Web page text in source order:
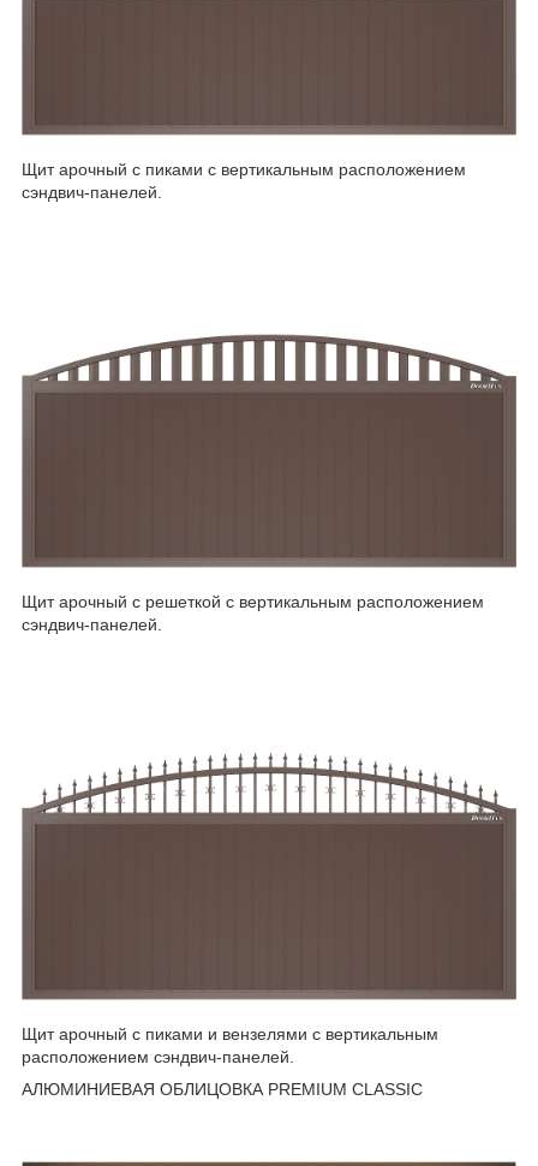
Щит арочный с пиками с вертикальным расположением
сэндвич-панелей.
Щит арочный с решеткой с вертикальным расположением
сэндвич-панелей.
Щит арочный с пиками и вензелями с вертикальным
расположением сэндвич-панелей.
АЛЮМИНИЕВАЯ ОБЛИЦОВКА PREMIUM CLASSIC